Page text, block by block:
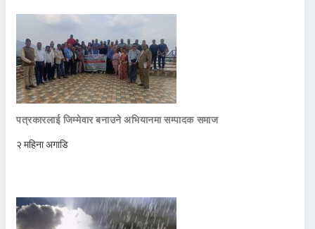
पत्रकारलाई जिम्मेवार बनाउने अभियानमा सम्पादक समाज
२ महिना अगाडि